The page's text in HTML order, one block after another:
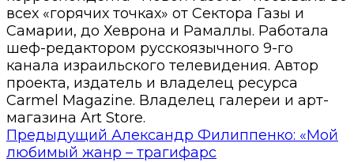
всех «горячих точках» от Сектора Газы и
Самарии, до Хеврона и Рамаллы. Работала
шеф-редактором русскоязычного 9-го
канала израильского телевидения. Автор
проекта, издатель и владелец ресурса
Carmel Magazine. Владелец галереи и арт-
магазина Art Store.
Предыдущий Александр Филиппенко: «Мой
любимый жанр – трагифарс